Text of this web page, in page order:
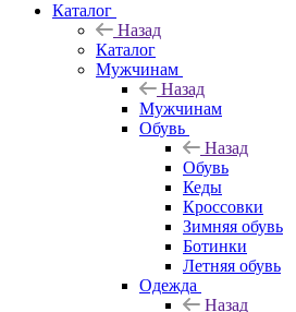
Каталог
Назад
Каталог
Мужчинам
Назад
Мужчинам
Обувь
Назад
Обувь
Кеды
Кроссовки
Зимняя обувь
Ботинки
Летняя обувь
Одежда
Назад